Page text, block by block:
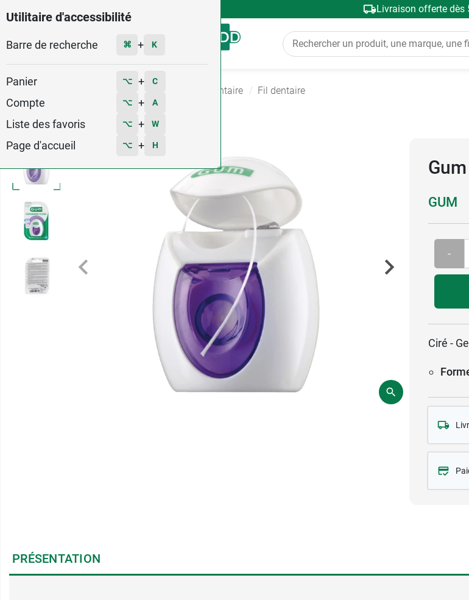
Utilitaire d'accessibilité
Barre de recherche ⌘ + K
Panier ⌥ + C
Compte ⌥ + A
Liste des favoris ⌥ + W
Page d'accueil ⌥ + H
Livraison offerte dès
Menu
Hygiene Bucco dentaire Fil dentaire
2
GUM
-
Ciré -
PRÉSENTATION